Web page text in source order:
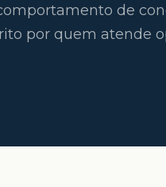
de
por quem atende